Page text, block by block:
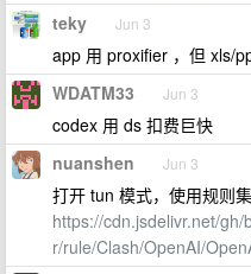
teky Jun 3
app 用 proxifier ，但 xls/
WDATM33 Jun 3
codex 用 ds 扣费巨快
nuanshen Jun 3
打开 tun 模式，使用规则集
https://cdn.jsdelivr.net/
r/rule/Clash/OpenAI/